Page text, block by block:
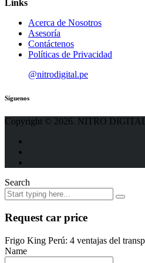
Links
Acerca de Nosotros
Asesoría
Contáctenos
Políticas de Privacidad
@nitrodigital.pe
Síguenos
Copyright © 2026. NITRO
Search
Request car price
Frigo King Perú: 4 ventajas del
Name